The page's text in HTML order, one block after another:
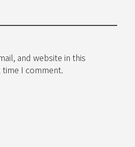
and website in this
I comment.